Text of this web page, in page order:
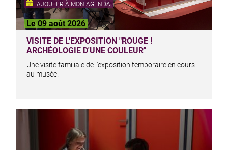
VISITE DE L'EXPOSITION "ROUGE !
ARCHÉOLOGIE D'UNE COULEUR"
AJOUTER À MON AGENDA
Le 09 août 2026
Une visite familiale de l'exposition temporaire en cours
au musée.